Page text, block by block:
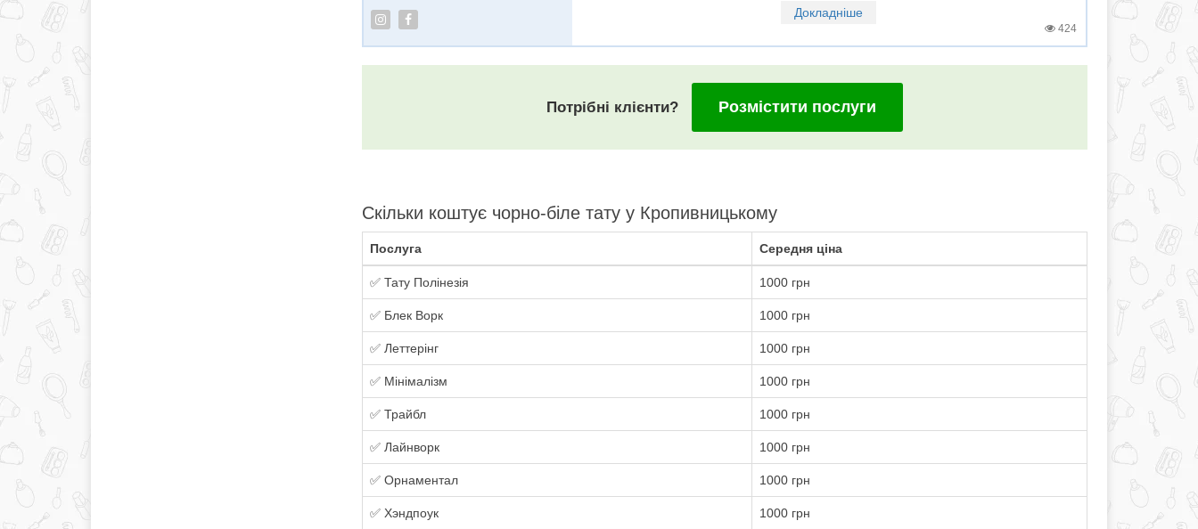
Докладніше
424
Потрібні клієнти? Розмістити послуги
Скільки коштує чорно-біле тату у Кропивницькому
Послуга Середня ціна
✅ Тату Полінезія 1000 грн
✅ Блек Ворк 1000 грн
✅ Леттерінг 1000 грн
✅ Мінімалізм 1000 грн
✅ Трайбл 1000 грн
✅ Лайнворк 1000 грн
✅ Орнаментал 1000 грн
✅ Хэндпоук 1000 грн